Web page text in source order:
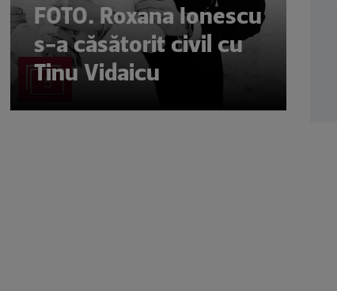
5
FOTO. Roxana Ionescu
s-a căsătorit civil cu
Tinu Vidaicu